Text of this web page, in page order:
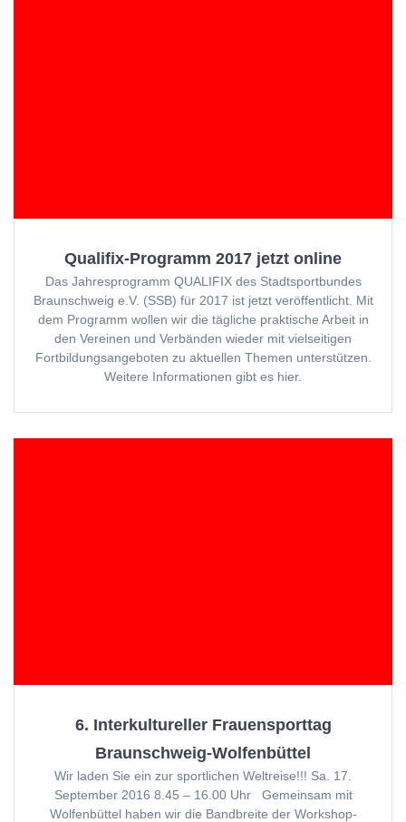
Qualifix-Programm 2017 jetzt online
Das Jahresprogramm QUALIFIX des Stadtsportbundes
Braunschweig e.V. (SSB) für 2017 ist jetzt veröffentlicht. Mit
dem Programm wollen wir die tägliche praktische Arbeit in
den Vereinen und Verbänden wieder mit vielseitigen
Fortbildungsangeboten zu aktuellen Themen unterstützen.
Weitere Informationen gibt es hier.
6. Interkultureller Frauensporttag
Braunschweig-Wolfenbüttel
Wir laden Sie ein zur sportlichen Weltreise!!! Sa. 17.
September 2016 8.45 – 16.00 Uhr Gemeinsam mit
Wolfenbüttel haben wir die Bandbreite der Workshop-